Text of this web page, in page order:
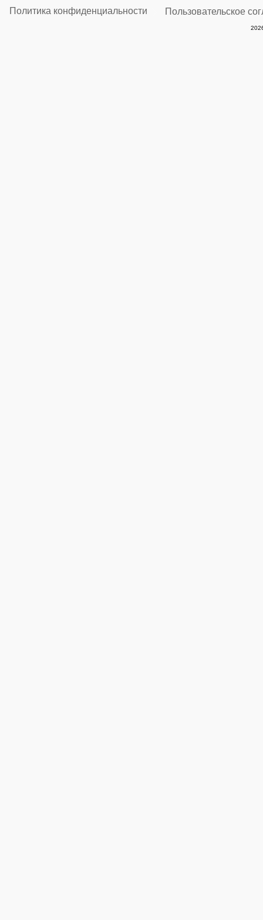
Политика конфиденциальности Пользовательское